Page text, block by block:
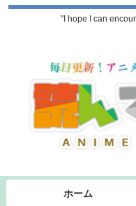
"I hope I can
ホーム